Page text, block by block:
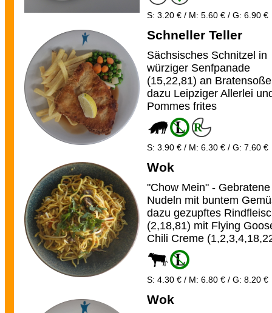
S: 3.20 € / M: 5.60 € / G: 6.90 €
Schneller Teller
Sächsisches Schnitzel in
würziger Senfpanade
(15,22,81) an
dazu Leipziger Allerlei
Pommes frites
S: 3.90 € / M: 6.30 € / G: 7.60 €
Wok
"Chow Mein" - Gebratene
Nudeln mit buntem
dazu gezupftes
(2,18,81) mit Flying
Chili Creme
S: 4.30 € / M: 6.80 € / G: 8.20 €
Wok